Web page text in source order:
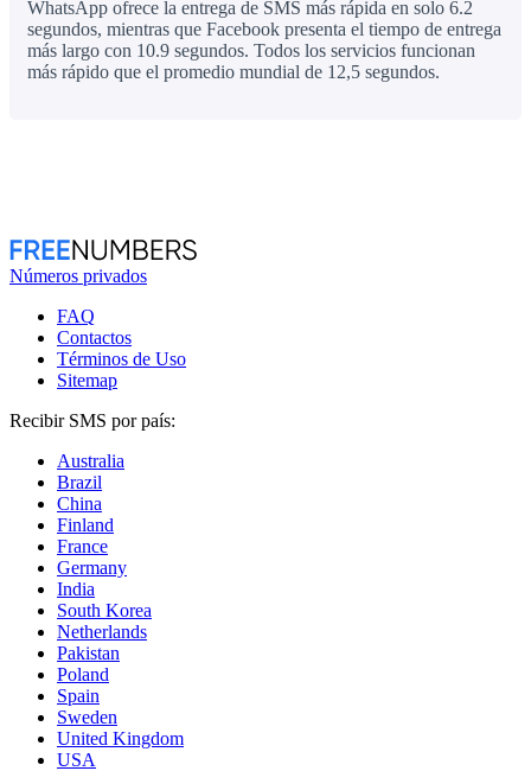
WhatsApp ofrece la entrega de SMS más rápida en solo 6.2
segundos, mientras que Facebook presenta el tiempo de entrega
más largo con 10.9 segundos. Todos los servicios funcionan
más rápido que el promedio mundial de 12,5 segundos.
Números privados
FAQ
Contactos
Términos de Uso
Sitemap
Recibir SMS por país:
Australia
Brazil
China
Finland
France
Germany
India
South Korea
Netherlands
Pakistan
Poland
Spain
Sweden
United Kingdom
USA